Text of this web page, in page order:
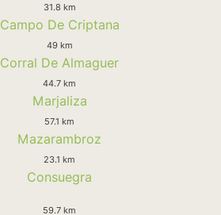
31.8 km
Campo De Criptana
49 km
Corral De Almaguer
44.7 km
Marjaliza
57.1 km
Mazarambroz
23.1 km
Consuegra
59.7 km